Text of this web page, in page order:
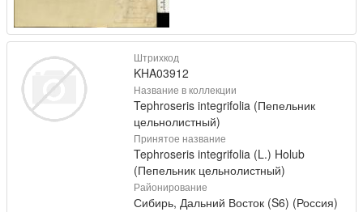
Штрихкод
KHA03912
Название в коллекции
Tephroseris integrifolia (Пепельник
цельнолистный)
Принятое название
Tephroseris integrifolia (L.) Holub
(Пепельник цельнолистный)
Районирование
Сибирь, Дальний Восток (S6) (Россия)